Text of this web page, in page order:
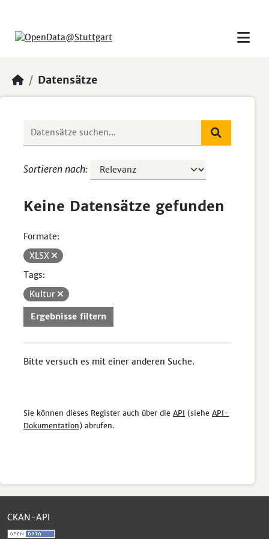
Datensätze
Sortieren nach
Keine Datensätze gefunden
Formate:
XLSX
Tags:
Kultur
Ergebnisse filtern
Bitte versuch es mit einer anderen Suche.
Sie können dieses Register auch über die API (siehe API-
Dokumentation) abrufen.
CKAN-API